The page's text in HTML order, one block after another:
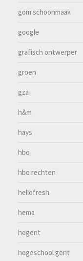
gom schoonmaak
google
grafisch ontwerper
groen
gza
h&m
hays
hbo
hbo rechten
hellofresh
hema
hogent
hogeschool gent